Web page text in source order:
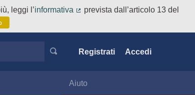
leggi l’informativa
prevista dall’articolo 13 del
Registrati Accedi
Aiuto